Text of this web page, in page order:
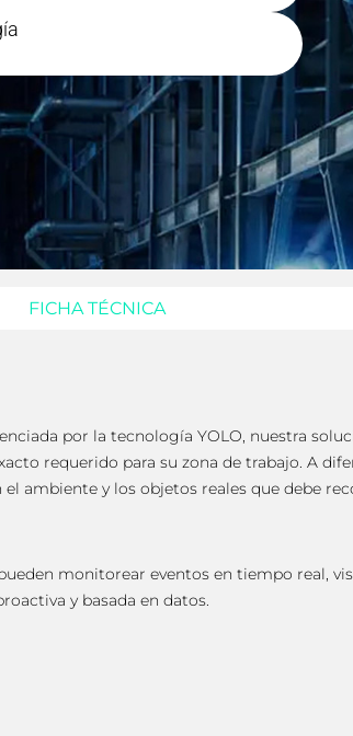
FICHA TÉCNICA
por la tecnología YOLO, nuestra
requerido para su zona de trabajo. A
ambiente y los objetos reales que debe
monitorear eventos en tiempo real,
y basada en datos.